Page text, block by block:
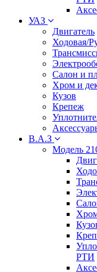
УАЗ
Двигатель
Ходовая/
Салон и
Хром и
Кузов
Крепеж
В.А.З
Модель
РТИ